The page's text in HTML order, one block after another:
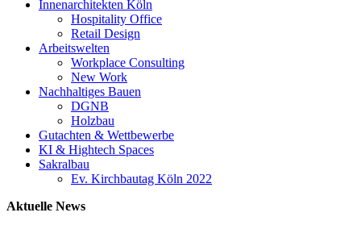
Innenarchitekten Köln
Hospitality Office
Retail Design
Arbeitswelten
Workplace Consulting
New Work
Nachhaltiges Bauen
DGNB
Holzbau
Gutachten & Wettbewerbe
KI & Hightech Spaces
Sakralbau
Ev. Kirchbautag Köln 2022
Aktuelle News